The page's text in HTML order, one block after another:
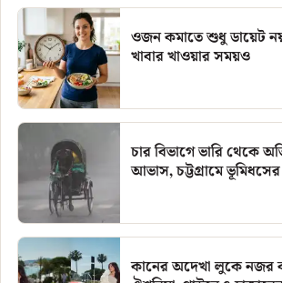
ওজন কমাতে শুধু ডায়েট
খাবার খাওয়ার সময়ও
চার বিভাগে ভারি থেকে
আভাস, চট্টগ্রামে ভূমিধসের
কানের অদেখা লুকে নজর